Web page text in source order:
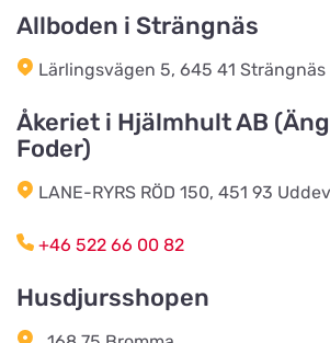
Sjögrens Zooshop
Färgaregatan 18
Estunavägen 22
Allboden i Strängnäs
Lärlingsvägen 5, 645 41 Strängnäs
Åkeriet i Hjälmhult AB
Foder)
LANE-RYRS RÖD 150, 451 93
+46 522 66 00 82
Husdjursshopen